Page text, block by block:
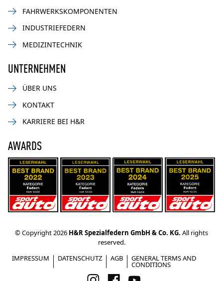
FAHRWERKSKOMPONENTEN
INDUSTRIEFEDERN
MEDIZINTECHNIK
UNTERNEHMEN
ÜBER UNS
KONTAKT
KARRIERE BEI H&R
AWARDS
© Copyright 2026 H&R Spezialfedern GmbH & Co. KG. All rights
reserved.
IMPRESSUM
DATENSCHUTZ AGB GENERAL TERMS AND
CONDITIONS